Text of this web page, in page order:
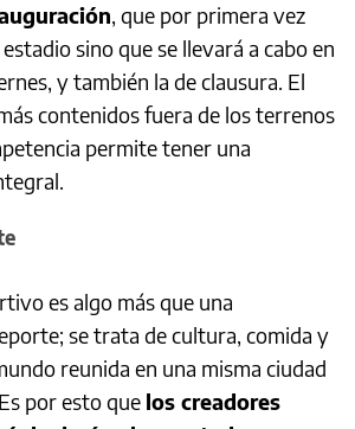
, que por primera vez
sino que se llevará a cabo en
y también la de clausura. El
contenidos fuera de los terrenos
permite tener una
es algo más que una
se trata de cultura, comida y
reunida en una misma ciudad
por esto que los creadores